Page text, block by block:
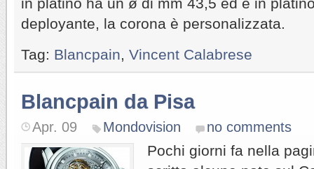
deployante, la corona è personalizzata.
Tag: Blancpain, Vincent Calabrese
Blancpain da Pisa
Apr. 09 Mondovision no comments
Pochi giorni fa nella